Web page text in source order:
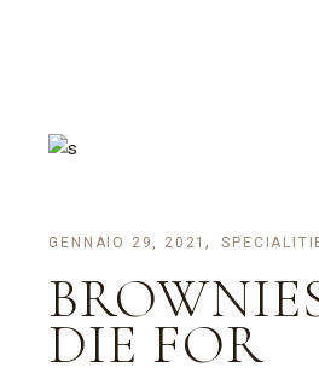
GENNAIO 29, 2021
DIE FOR